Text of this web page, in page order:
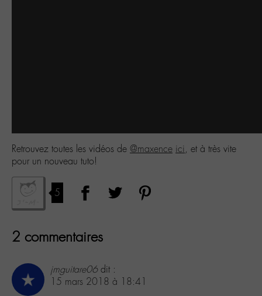
Retrouvez toutes les vidéos de @maxence ici, et à très vite
pour un nouveau tuto!
5
2 commentaires
jmguitare06 dit :
15 mars 2018 à 18:41